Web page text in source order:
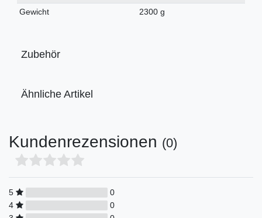
Gewicht
2300 g
Zubehör
Ähnliche Artikel
Kundenrezensionen (0)
5
0
4
0